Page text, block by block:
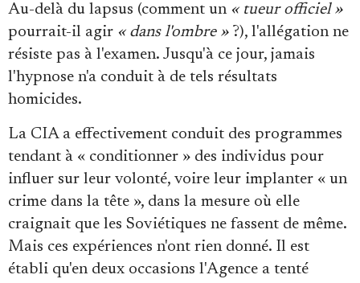
Au-delà du lapsus (comment un « tueur officiel »
pourrait-il agir « dans l'ombre »?), l'allégation ne
résiste pas à l'examen. Jusqu'à ce jour, jamais
l'hypnose n'a conduit à de tels résultats
homicides.
La CIA a effectivement conduit des programmes
tendant à « conditionner » des individus pour
influer sur leur volonté, voire leur implanter « un
crime dans la tête », dans la mesure où elle
craignait que les Soviétiques ne fassent de même.
Mais ces expériences n'ont rien donné. Il est
établi qu'en deux occasions l'Agence a tenté